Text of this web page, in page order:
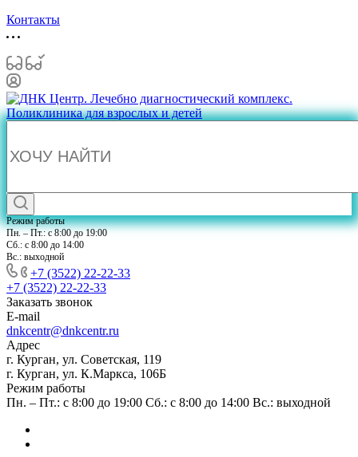
Контакты
Режим работы
Пн. – Пт.: с 8:00 до 19:00
Сб.: с 8:00 до 14:00
Вс.: выходной
+7 (3522) 22-22-33
+7 (3522) 22-22-33
Заказать звонок
E-mail
dnkcentr@dnkcentr.ru
Адрес
г. Курган, ул. Советская, 119
г. Курган, ул. К.Маркса, 106Б
Режим работы
Пн. – Пт.: с 8:00 до 19:00 Сб.: с 8:00 до 14:00 Вс.: выходной